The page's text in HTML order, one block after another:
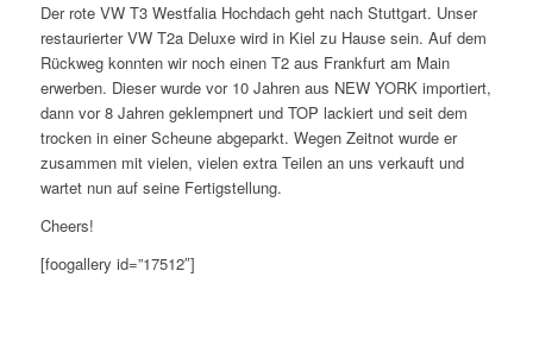
Der rote VW T3 Westfalia Hochdach geht nach Stuttgart. Unser
restaurierter VW T2a Deluxe wird in Kiel zu Hause sein. Auf dem
Rückweg konnten wir noch einen T2 aus Frankfurt am Main
erwerben. Dieser wurde vor 10 Jahren aus NEW YORK importiert,
dann vor 8 Jahren geklempnert und TOP lackiert und seit dem
trocken in einer Scheune abgeparkt. Wegen Zeitnot wurde er
zusammen mit vielen, vielen extra Teilen an uns verkauft und
wartet nun auf seine Fertigstellung.
Cheers!
[foogallery id=”17512″]